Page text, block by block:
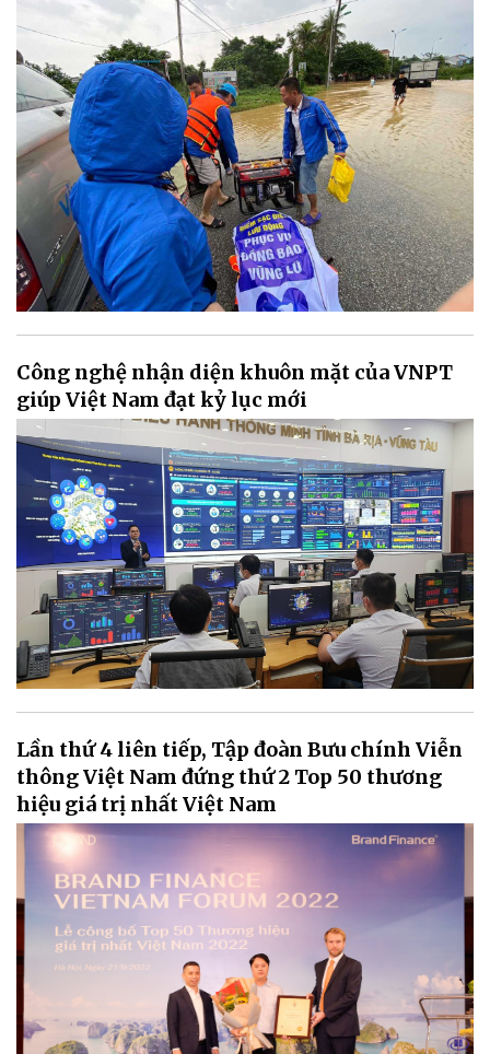
Công nghệ nhận diện khuôn mặt của VNPT
giúp Việt Nam đạt kỷ lục mới
Lần thứ 4 liên tiếp, Tập đoàn Bưu chính Viễn
thông Việt Nam đứng thứ 2 Top 50 thương
hiệu giá trị nhất Việt Nam